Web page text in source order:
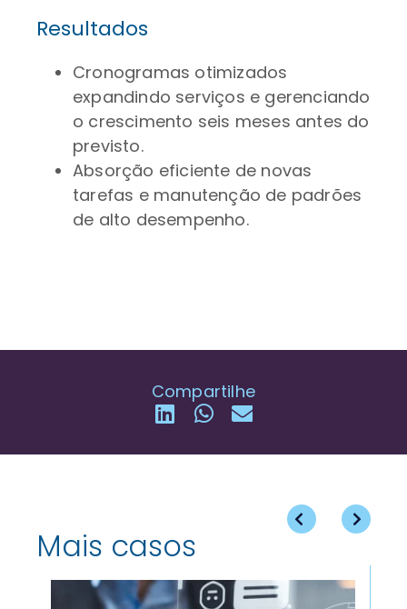
Resultados
Cronogramas otimizados
expandindo serviços e gerenciando
o crescimento seis meses antes do
previsto.
Absorção eficiente de novas
tarefas e manutenção de padrões
de alto desempenho.
Compartilhe
Mais casos